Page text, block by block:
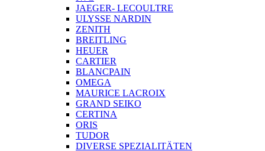
JAEGER- LECOULTRE
ULYSSE NARDIN
ZENITH
BREITLING
HEUER
CARTIER
BLANCPAIN
OMEGA
MAURICE LACROIX
GRAND SEIKO
CERTINA
ORIS
TUDOR
DIVERSE SPEZIALITÄTEN